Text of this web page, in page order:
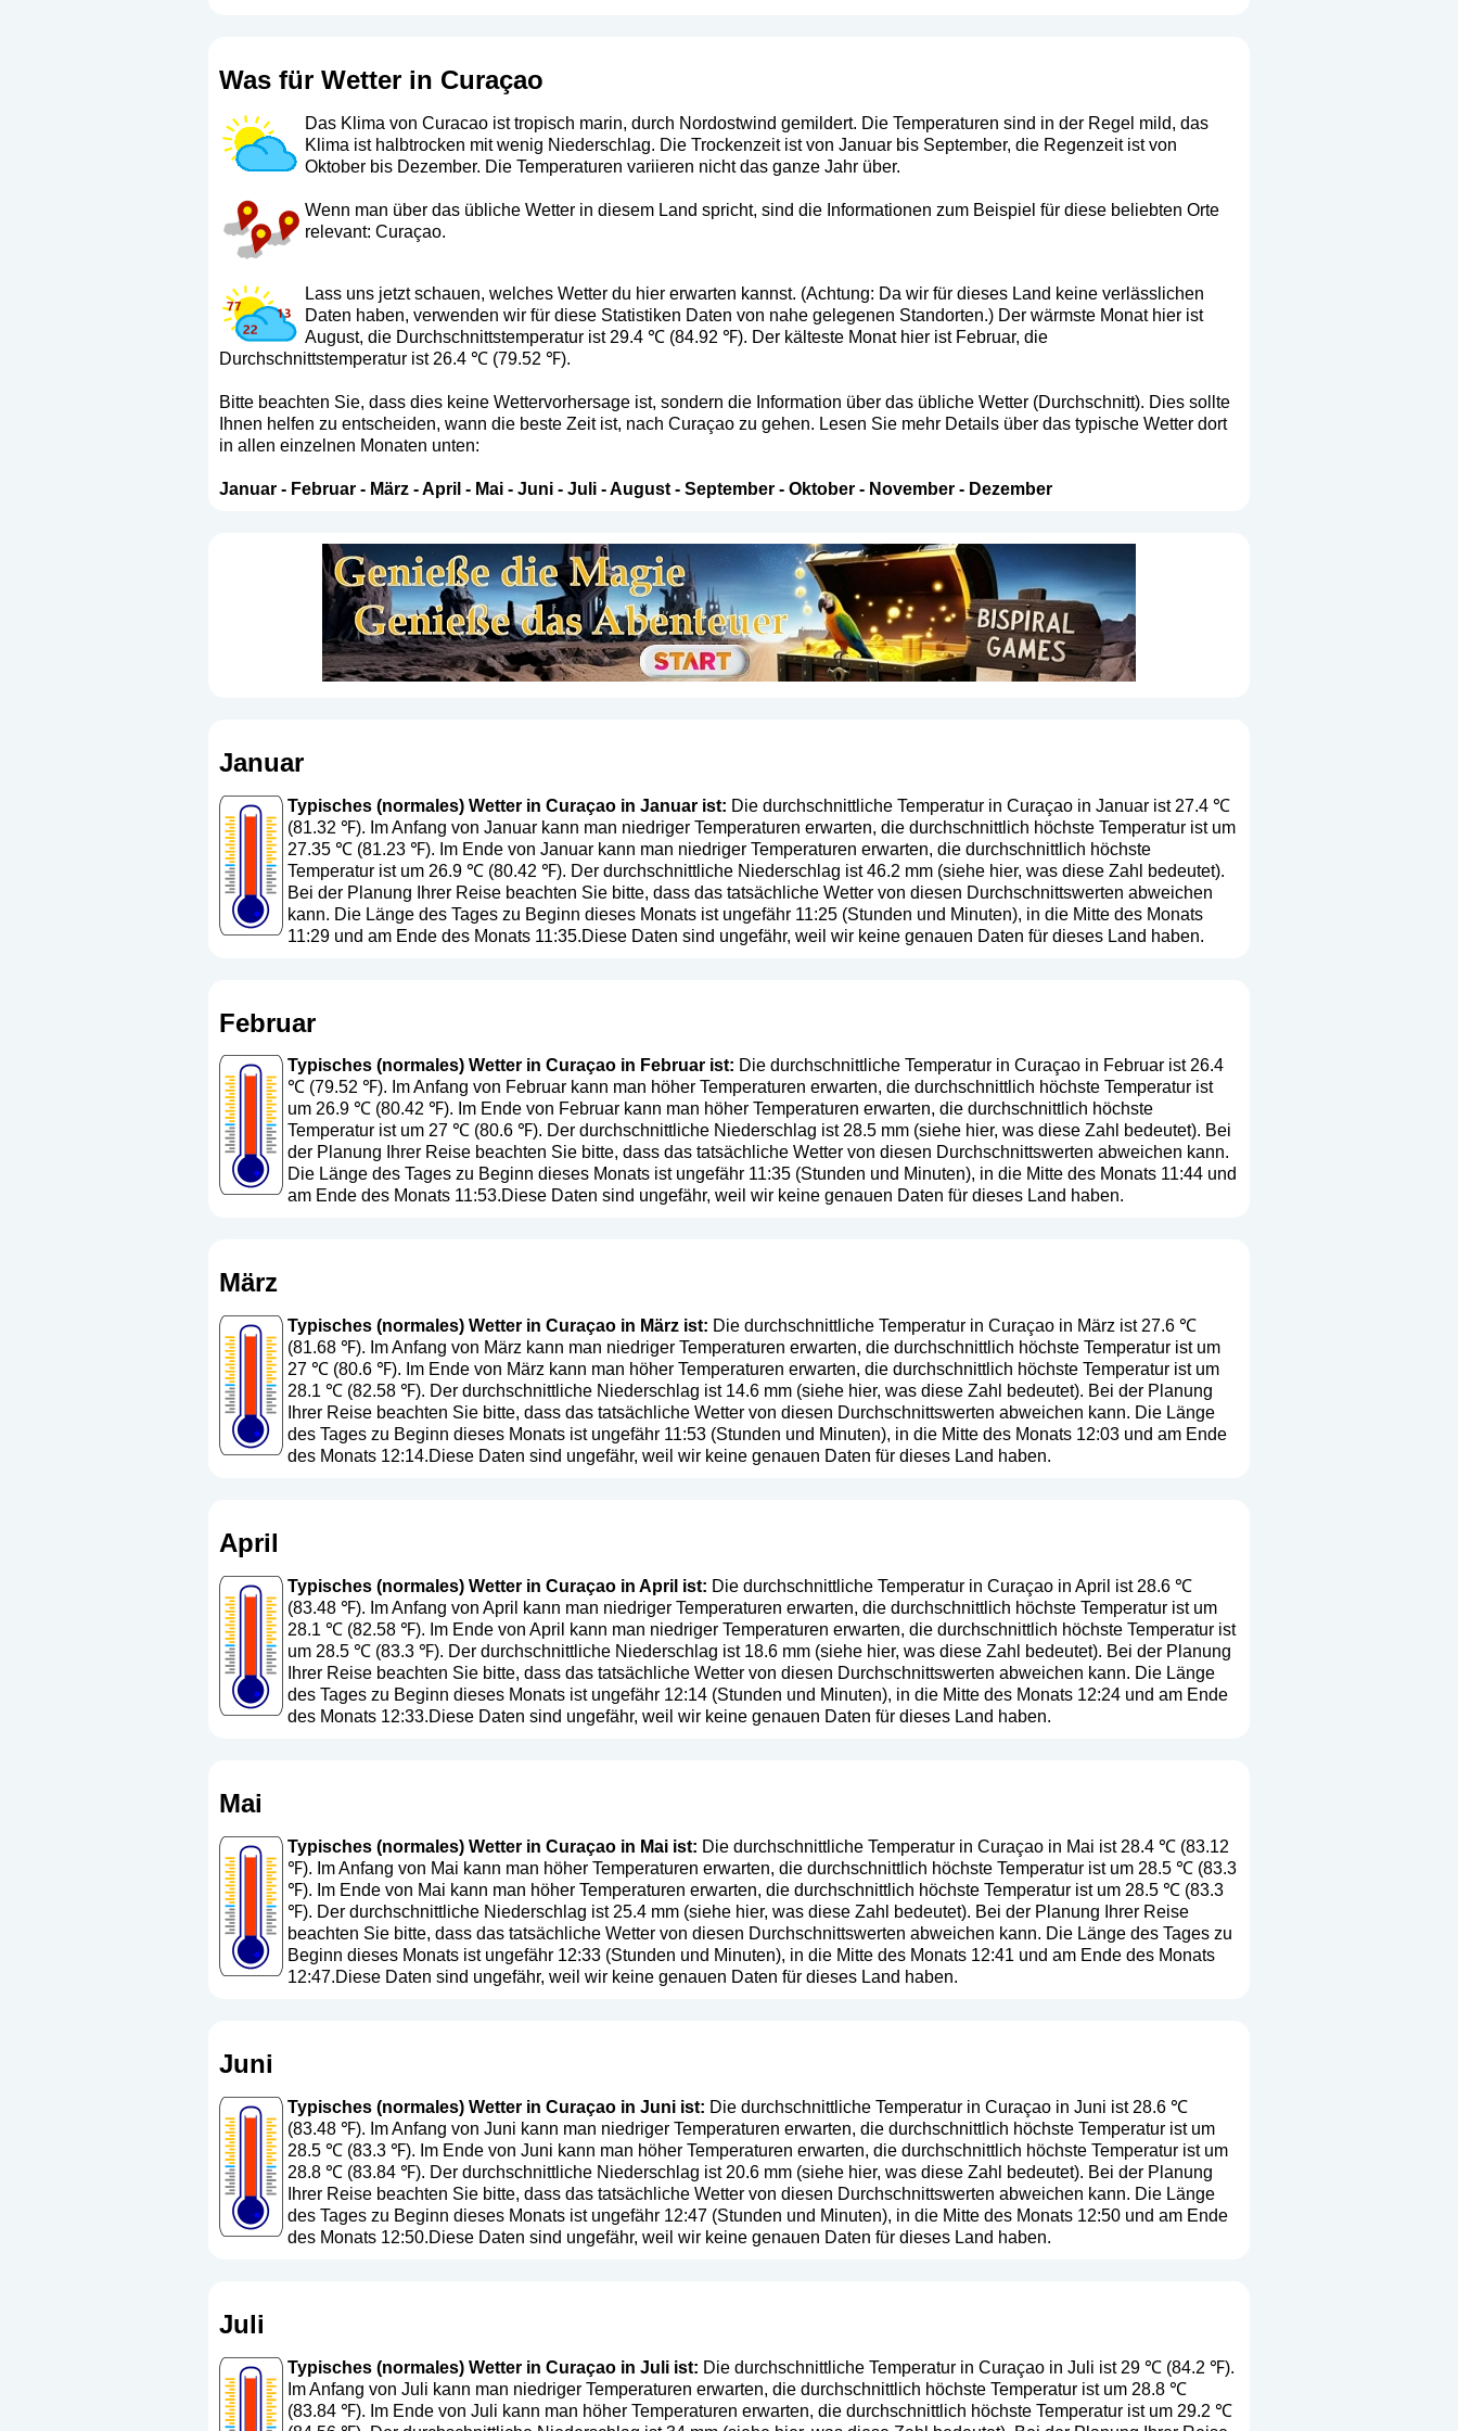
Was für Wetter in Curaçao
Das Klima von Curacao ist tropisch marin, durch Nordostwind gemildert. Die Temperaturen sind in der Regel mild, das
Klima ist halbtrocken mit wenig Niederschlag. Die Trockenzeit ist von Januar bis September, die Regenzeit ist von
Oktober bis Dezember. Die Temperaturen variieren nicht das ganze Jahr über.
Wenn man über das übliche Wetter in diesem Land spricht, sind die Informationen zum Beispiel für diese beliebten Orte
relevant: Curaçao.
Lass uns jetzt schauen, welches Wetter du hier erwarten kannst. (Achtung: Da wir für dieses Land keine verlässlichen
Daten haben, verwenden wir für diese Statistiken Daten von nahe gelegenen Standorten.) Der wärmste Monat hier ist
August, die Durchschnittstemperatur ist 29.4 ℃ (84.92 ℉). Der kälteste Monat hier ist Februar, die
Durchschnittstemperatur ist 26.4 ℃ (79.52 ℉).
Bitte beachten Sie, dass dies keine Wettervorhersage ist, sondern die Information über das übliche Wetter (Durchschnitt). Dies sollte
Ihnen helfen zu entscheiden, wann die beste Zeit ist, nach Curaçao zu gehen. Lesen Sie mehr Details über das typische Wetter dort
in allen einzelnen Monaten unten:
Januar- Februar- März-April - Mai- Juni- Juli-August- September- Oktober- November- Dezember
Januar
Typisches (normales) Wetter in Curaçao in Januar ist: Die durchschnittliche Temperatur in Curaçao in Januar ist 27.4 ℃
(81.32 ℉). Im Anfang von Januar kann man niedriger Temperaturen erwarten, die durchschnittlich höchste Temperatur ist um
27.35 ℃ (81.23 ℉). Im Ende von Januar kann man niedriger Temperaturen erwarten, die durchschnittlich höchste
Temperatur ist um 26.9 ℃ (80.42 ℉). Der durchschnittliche Niederschlag ist 46.2 mm (siehe hier, was diese Zahl bedeutet).
Bei der Planung Ihrer Reise beachten Sie bitte, dass das tatsächliche Wetter von diesen Durchschnittswerten abweichen
kann. Die Länge des Tages zu Beginn dieses Monats ist ungefähr 11:25 (Stunden und Minuten), in die Mitte des Monats
11:29 und am Ende des Monats 11:35.Diese Daten sind ungefähr, weil wir keine genauen Daten für dieses Land haben.
Februar
Typisches (normales) Wetter in Curaçao in Februar ist: Die durchschnittliche Temperatur in Curaçao in Februar ist 26.4
℃ (79.52 ℉). Im Anfang von Februar kann man höher Temperaturen erwarten, die durchschnittlich höchste Temperatur ist
um 26.9 ℃ (80.42 ℉). Im Ende von Februar kann man höher Temperaturen erwarten, die durchschnittlich höchste
Temperatur ist um 27 ℃ (80.6 ℉). Der durchschnittliche Niederschlag ist 28.5 mm (siehe hier, was diese Zahl bedeutet). Bei
der Planung Ihrer Reise beachten Sie bitte, dass das tatsächliche Wetter von diesen Durchschnittswerten abweichen kann.
Die Länge des Tages zu Beginn dieses Monats ist ungefähr 11:35 (Stunden und Minuten), in die Mitte des Monats 11:44 und
am Ende des Monats 11:53.Diese Daten sind ungefähr, weil wir keine genauen Daten für dieses Land haben.
März
Typisches (normales) Wetter in Curaçao in März ist: Die durchschnittliche Temperatur in Curaçao in März ist 27.6 ℃
(81.68 ℉). Im Anfang von März kann man niedriger Temperaturen erwarten, die durchschnittlich höchste Temperatur ist um
27 ℃ (80.6 ℉). Im Ende von März kann man höher Temperaturen erwarten, die durchschnittlich höchste Temperatur ist um
28.1 ℃ (82.58 ℉). Der durchschnittliche Niederschlag ist 14.6 mm (siehe hier, was diese Zahl bedeutet). Bei der Planung
Ihrer Reise beachten Sie bitte, dass das tatsächliche Wetter von diesen Durchschnittswerten abweichen kann. Die Länge
des Tages zu Beginn dieses Monats ist ungefähr 11:53 (Stunden und Minuten), in die Mitte des Monats 12:03 und am Ende
des Monats 12:14.Diese Daten sind ungefähr, weil wir keine genauen Daten für dieses Land haben.
April
Typisches (normales) Wetter in Curaçao in April ist: Die durchschnittliche Temperatur in Curaçao in April ist 28.6 ℃
(83.48 ℉). Im Anfang von April kann man niedriger Temperaturen erwarten, die durchschnittlich höchste Temperatur ist um
28.1 ℃ (82.58 ℉). Im Ende von April kann man niedriger Temperaturen erwarten, die durchschnittlich höchste Temperatur ist
um 28.5 ℃ (83.3 ℉). Der durchschnittliche Niederschlag ist 18.6 mm (siehe hier, was diese Zahl bedeutet). Bei der Planung
Ihrer Reise beachten Sie bitte, dass das tatsächliche Wetter von diesen Durchschnittswerten abweichen kann. Die Länge
des Tages zu Beginn dieses Monats ist ungefähr 12:14 (Stunden und Minuten), in die Mitte des Monats 12:24 und am Ende
des Monats 12:33.Diese Daten sind ungefähr, weil wir keine genauen Daten für dieses Land haben.
Mai
Typisches (normales) Wetter in Curaçao in Mai ist: Die durchschnittliche Temperatur in Curaçao in Mai ist 28.4 ℃ (83.12
℉). Im Anfang von Mai kann man höher Temperaturen erwarten, die durchschnittlich höchste Temperatur ist um 28.5 ℃ (83.3
℉). Im Ende von Mai kann man höher Temperaturen erwarten, die durchschnittlich höchste Temperatur ist um 28.5 ℃ (83.3
℉). Der durchschnittliche Niederschlag ist 25.4 mm (siehe hier, was diese Zahl bedeutet). Bei der Planung Ihrer Reise
beachten Sie bitte, dass das tatsächliche Wetter von diesen Durchschnittswerten abweichen kann. Die Länge des Tages zu
Beginn dieses Monats ist ungefähr 12:33 (Stunden und Minuten), in die Mitte des Monats 12:41 und am Ende des Monats
12:47.Diese Daten sind ungefähr, weil wir keine genauen Daten für dieses Land haben.
Juni
Typisches (normales) Wetter in Curaçao in Juni ist: Die durchschnittliche Temperatur in Curaçao in Juni ist 28.6 ℃
(83.48 ℉). Im Anfang von Juni kann man niedriger Temperaturen erwarten, die durchschnittlich höchste Temperatur ist um
28.5 ℃ (83.3 ℉). Im Ende von Juni kann man höher Temperaturen erwarten, die durchschnittlich höchste Temperatur ist um
28.8 ℃ (83.84 ℉). Der durchschnittliche Niederschlag ist 20.6 mm (siehe hier, was diese Zahl bedeutet). Bei der Planung
Ihrer Reise beachten Sie bitte, dass das tatsächliche Wetter von diesen Durchschnittswerten abweichen kann. Die Länge
des Tages zu Beginn dieses Monats ist ungefähr 12:47 (Stunden und Minuten), in die Mitte des Monats 12:50 und am Ende
des Monats 12:50.Diese Daten sind ungefähr, weil wir keine genauen Daten für dieses Land haben.
Juli
Typisches (normales) Wetter in Curaçao in Juli ist: Die durchschnittliche Temperatur in Curaçao in Juli ist 29 ℃ (84.2 ℉).
Im Anfang von Juli kann man niedriger Temperaturen erwarten, die durchschnittlich höchste Temperatur ist um 28.8 ℃
(83.84 ℉). Im Ende von Juli kann man höher Temperaturen erwarten, die durchschnittlich höchste Temperatur ist um 29.2 ℃